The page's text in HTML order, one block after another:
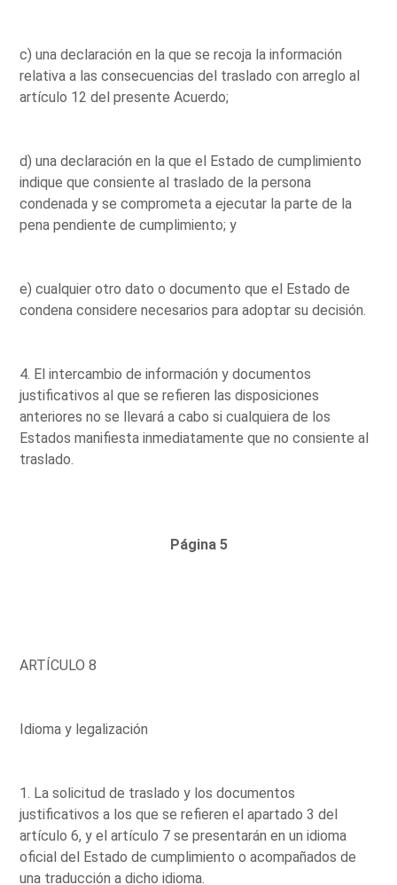
c) una declaración en la que se recoja la información
relativa a las consecuencias del traslado con arreglo al
artículo 12 del presente Acuerdo;
d) una declaración en la que el Estado de cumplimiento
indique que consiente al traslado de la persona
condenada y se comprometa a ejecutar la parte de la
pena pendiente de cumplimiento; y
e) cualquier otro dato o documento que el Estado de
condena considere necesarios para adoptar su decisión.
4. El intercambio de información y documentos
justificativos al que se refieren las disposiciones
anteriores no se llevará a cabo si cualquiera de los
Estados manifiesta inmediatamente que no consiente al
traslado.
Página 5
ARTÍCULO 8
Idioma y legalización
1. La solicitud de traslado y los documentos
justificativos a los que se refieren el apartado 3 del
artículo 6, y el artículo 7 se presentarán en un idioma
oficial del Estado de cumplimiento o acompañados de
una traducción a dicho idioma.